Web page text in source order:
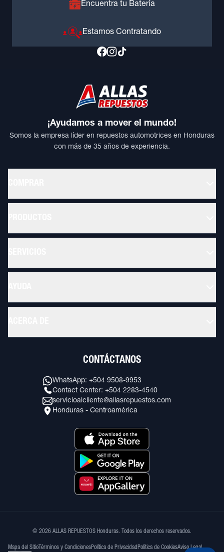
Encuentra tu Batería
Estamos Contratando
¡Ayudamos a mover el mundo!
Somos la empresa líder en repuestos automotrices en Honduras
con más de 35 años de experiencia.
CONTÁCTANOS
WhatsApp: +504 9508-9953
Contact Center: +504 2283-4540
servicioalcliente@allasrepuestos.com
Honduras - Centroamérica
© 2026 ALLAS REPUESTOS Honduras. Todos los derechos reservados.
Mapa del Sitio Términos y CondicionesPolítica de Privacidad Política de CookiesAviso Legal